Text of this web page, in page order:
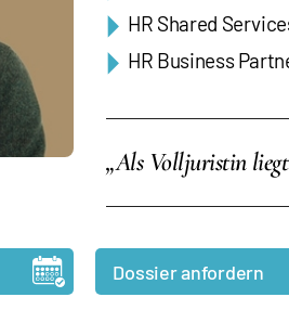
HR Shared
HR Business
„Als Volljuristin
Dossier anfordern